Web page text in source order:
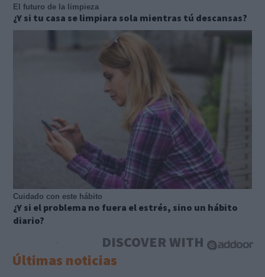
El futuro de la limpieza
¿Y si tu casa se limpiara sola mientras tú descansas?
Cuidado con este hábito
¿Y si el problema no fuera el estrés, sino un hábito
diario?
DISCOVER WITH
Últimas noticias